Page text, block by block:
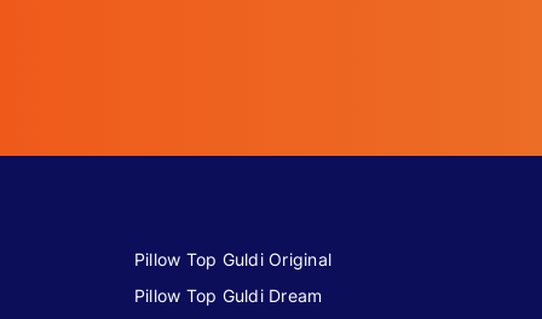
Pillow Top Guldi Original
Pillow Top Guldi Dream